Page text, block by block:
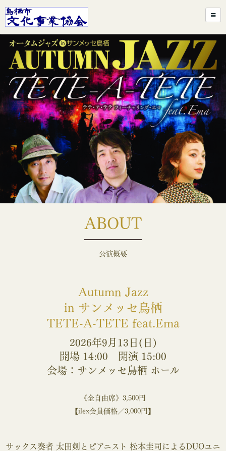
ABOUT
公演概要
Autumn Jazz
in サンメッセ鳥栖
TETE-A-TETE feat.Ema
2026年9月13日(日)
開場 14:00 開演 15:00
会場：サンメッセ鳥栖 ホール
《全自由席》3,500円
【ilex会員価格／3,000円】
サックス奏者 太田剣とピアニスト 松本圭司によるDUOユニ